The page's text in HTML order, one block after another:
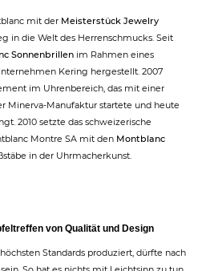
mit der Meisterstück Jewelry
in die Welt des Herrenschmucks. Seit
Sonnenbrillen im Rahmen eines
Kering hergestellt. 2007
im Uhrenbereich, das mit einer
Minerva-Manufaktur startete und heute
2010 setzte das schweizerische
Montre SA mit den Montblanc
in der Uhrmacherkunst.
von Qualität und Design
Standards produziert, dürfte nach